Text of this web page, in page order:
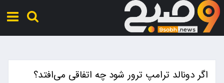
اگر دونالد ترامپ ترور شود چه اتفاقی می‌افتد؟